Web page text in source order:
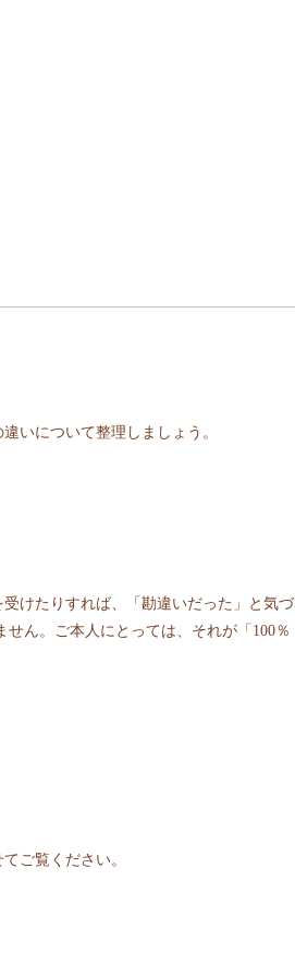
いについて整理しましょう。
けたりすれば、「勘違いだった」と気づ
ん。ご本人にとっては、それが「100％
ご覧ください。